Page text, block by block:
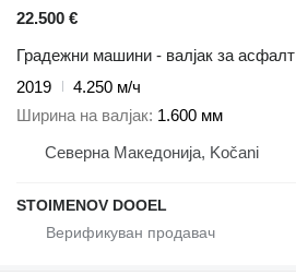
22.500 €
Градежни машини - валјак за асфалт
2019
4.250 м/ч
Ширина на валјак 1.600 мм
Северна Македонија, Kočani
STOIMENOV DOOEL